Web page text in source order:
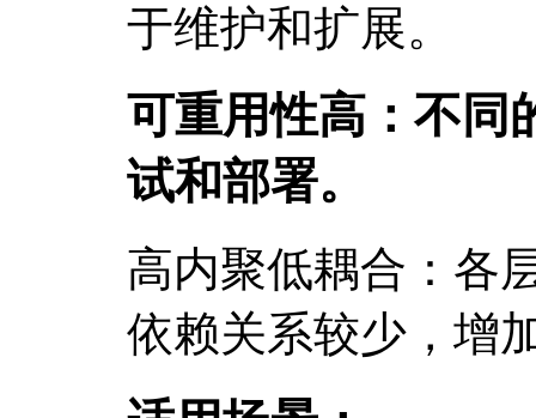
于维护和扩展。
可重用性高：不同
试和部署。
高内聚低耦合：各
依赖关系较少，增